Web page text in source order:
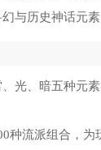
与历史神话元
光、暗五种元
种流派组合，为